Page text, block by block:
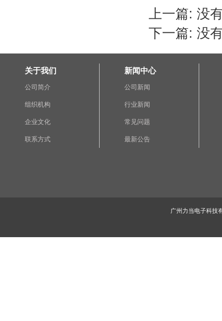
上一篇: 没
下一篇: 没
关于我们
公司简介
组织机构
企业文化
联系方式
新闻中心
公司新闻
行业新闻
常见问题
最新公告
广州力当电子科技